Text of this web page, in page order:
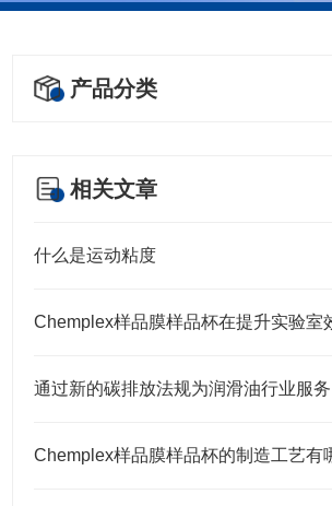
产品分类
相关文章
什么是运动粘度
Chemplex样品膜样品杯在提升实验室
通过新的碳排放法规为润滑油行业服务
Chemplex样品膜样品杯的制造工艺有